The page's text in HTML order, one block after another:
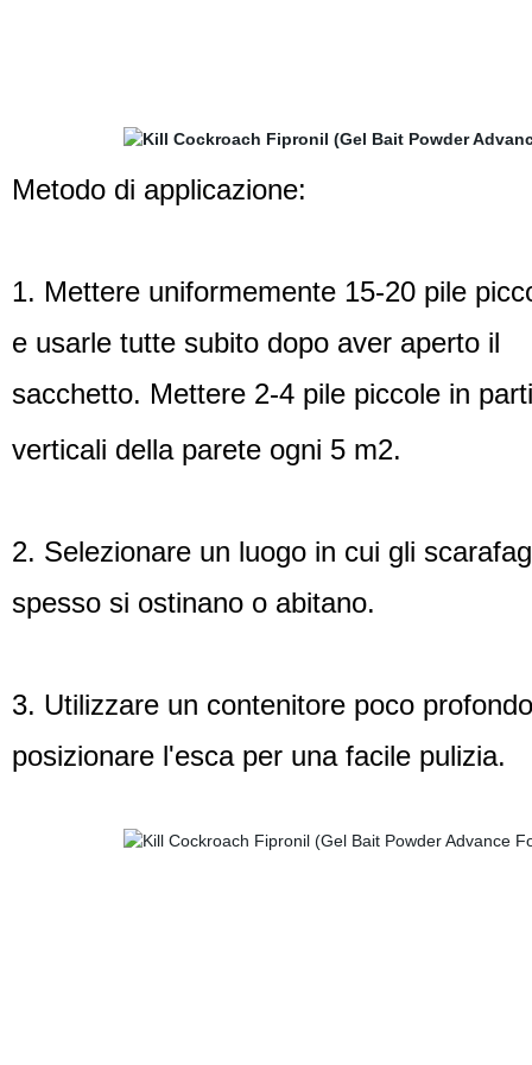
Metodo di applicazione:
1. Mettere uniformemente 15-20 pile
e usarle tutte subito dopo aver aperto il
sacchetto. Mettere 2-4 pile piccole in parti
verticali della parete ogni 5 m2.
2. Selezionare un luogo in cui gli
spesso si ostinano o abitano.
3. Utilizzare un contenitore poco
posizionare l'esca per una facile pulizia.